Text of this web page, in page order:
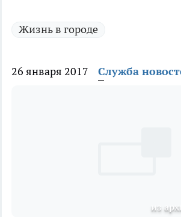
Жизнь в городе
26 января 2017 Служба
из